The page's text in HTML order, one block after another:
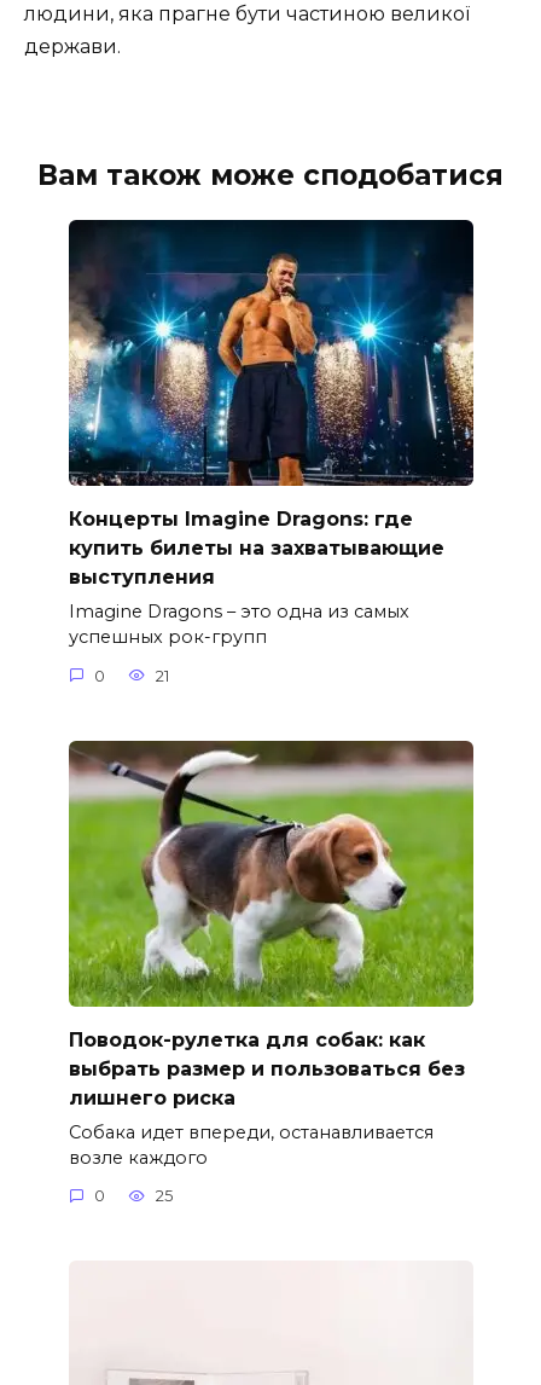
людини, яка прагне бути частиною великої
держави.
Вам також може сподобатися
Концерты Imagine Dragons: где
купить билеты на захватывающие
выступления
Imagine Dragons – это одна из самых
успешных рок-групп
0 21
Поводок-рулетка для собак: как
выбрать размер и пользоваться без
лишнего риска
Собака идет впереди, останавливается
возле каждого
0 25